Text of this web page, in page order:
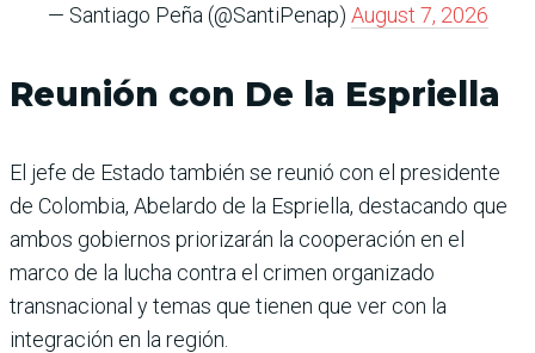
— Santiago Peña (@SantiPenap) August 7, 2026
Reunión con De la Espriella
El jefe de Estado también se reunió con el presidente
de Colombia, Abelardo de la Espriella, destacando que
ambos gobiernos priorizarán la cooperación en el
marco de la lucha contra el crimen organizado
transnacional y temas que tienen que ver con la
integración en la región.